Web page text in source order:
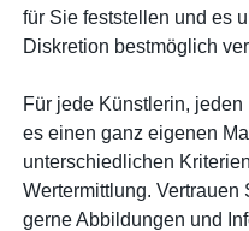
für Sie feststellen und es
Diskretion bestmöglich
Für jede Künstlerin,
es einen ganz eigenen
unterschiedlichen
Wertermittlung.
gerne Abbildungen und